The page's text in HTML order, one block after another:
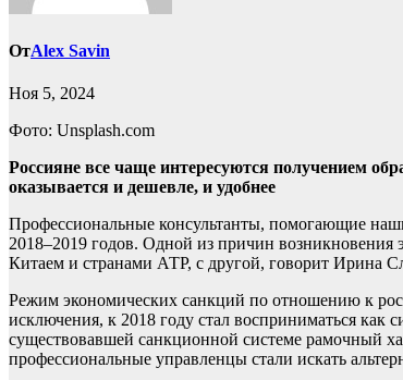
ОтAlex Savin
Ноя 5, 2024
Фото: Unsplash.com
Россияне все чаще интересуются получением
оказывается и дешевле, и удобнее
Профессиональные консультанты, помогающие
2018–2019 годов. Одной из причин
Китаем и странами АТР, с другой, говорит Ирина
Режим экономических санкций по отношению к
исключения, к 2018 году стал восприниматься
существовавшей санкционной системе рамочный
профессиональные управленцы стали искать